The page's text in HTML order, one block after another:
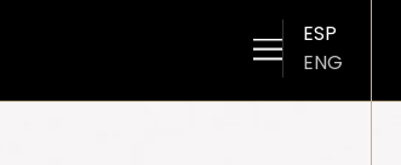
ESP
ENG